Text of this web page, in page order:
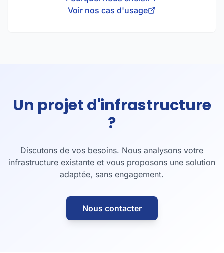
Voir nos cas d'usage
Un projet d'infrastructure
?
Discutons de vos besoins. Nous analysons votre
infrastructure existante et vous proposons une solution
adaptée, sans engagement.
Nous contacter